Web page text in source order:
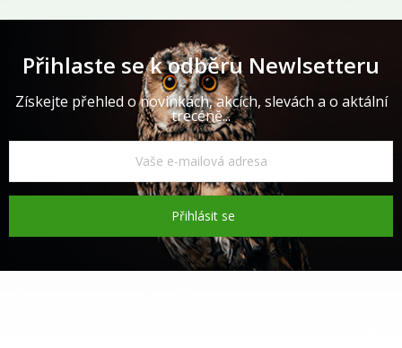
Přihlaste se k odběru Newlsetteru
Získejte přehled o novinkách, akcích, slevách a o aktální
trecéně...
Přihlásit se